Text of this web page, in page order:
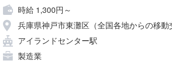
時給 1,300円～
兵庫県神戸市東灘区（全国各地からの移動
アイランドセンター駅
製造業